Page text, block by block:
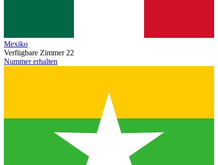
Mexiko
Verfügbare Zimmer 22
Nummer erhalten